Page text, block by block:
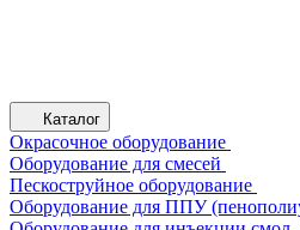
Каталог
Окрасочное оборудование
Оборудование для смесей
Пескоструйное оборудование
Оборудование для ППУ